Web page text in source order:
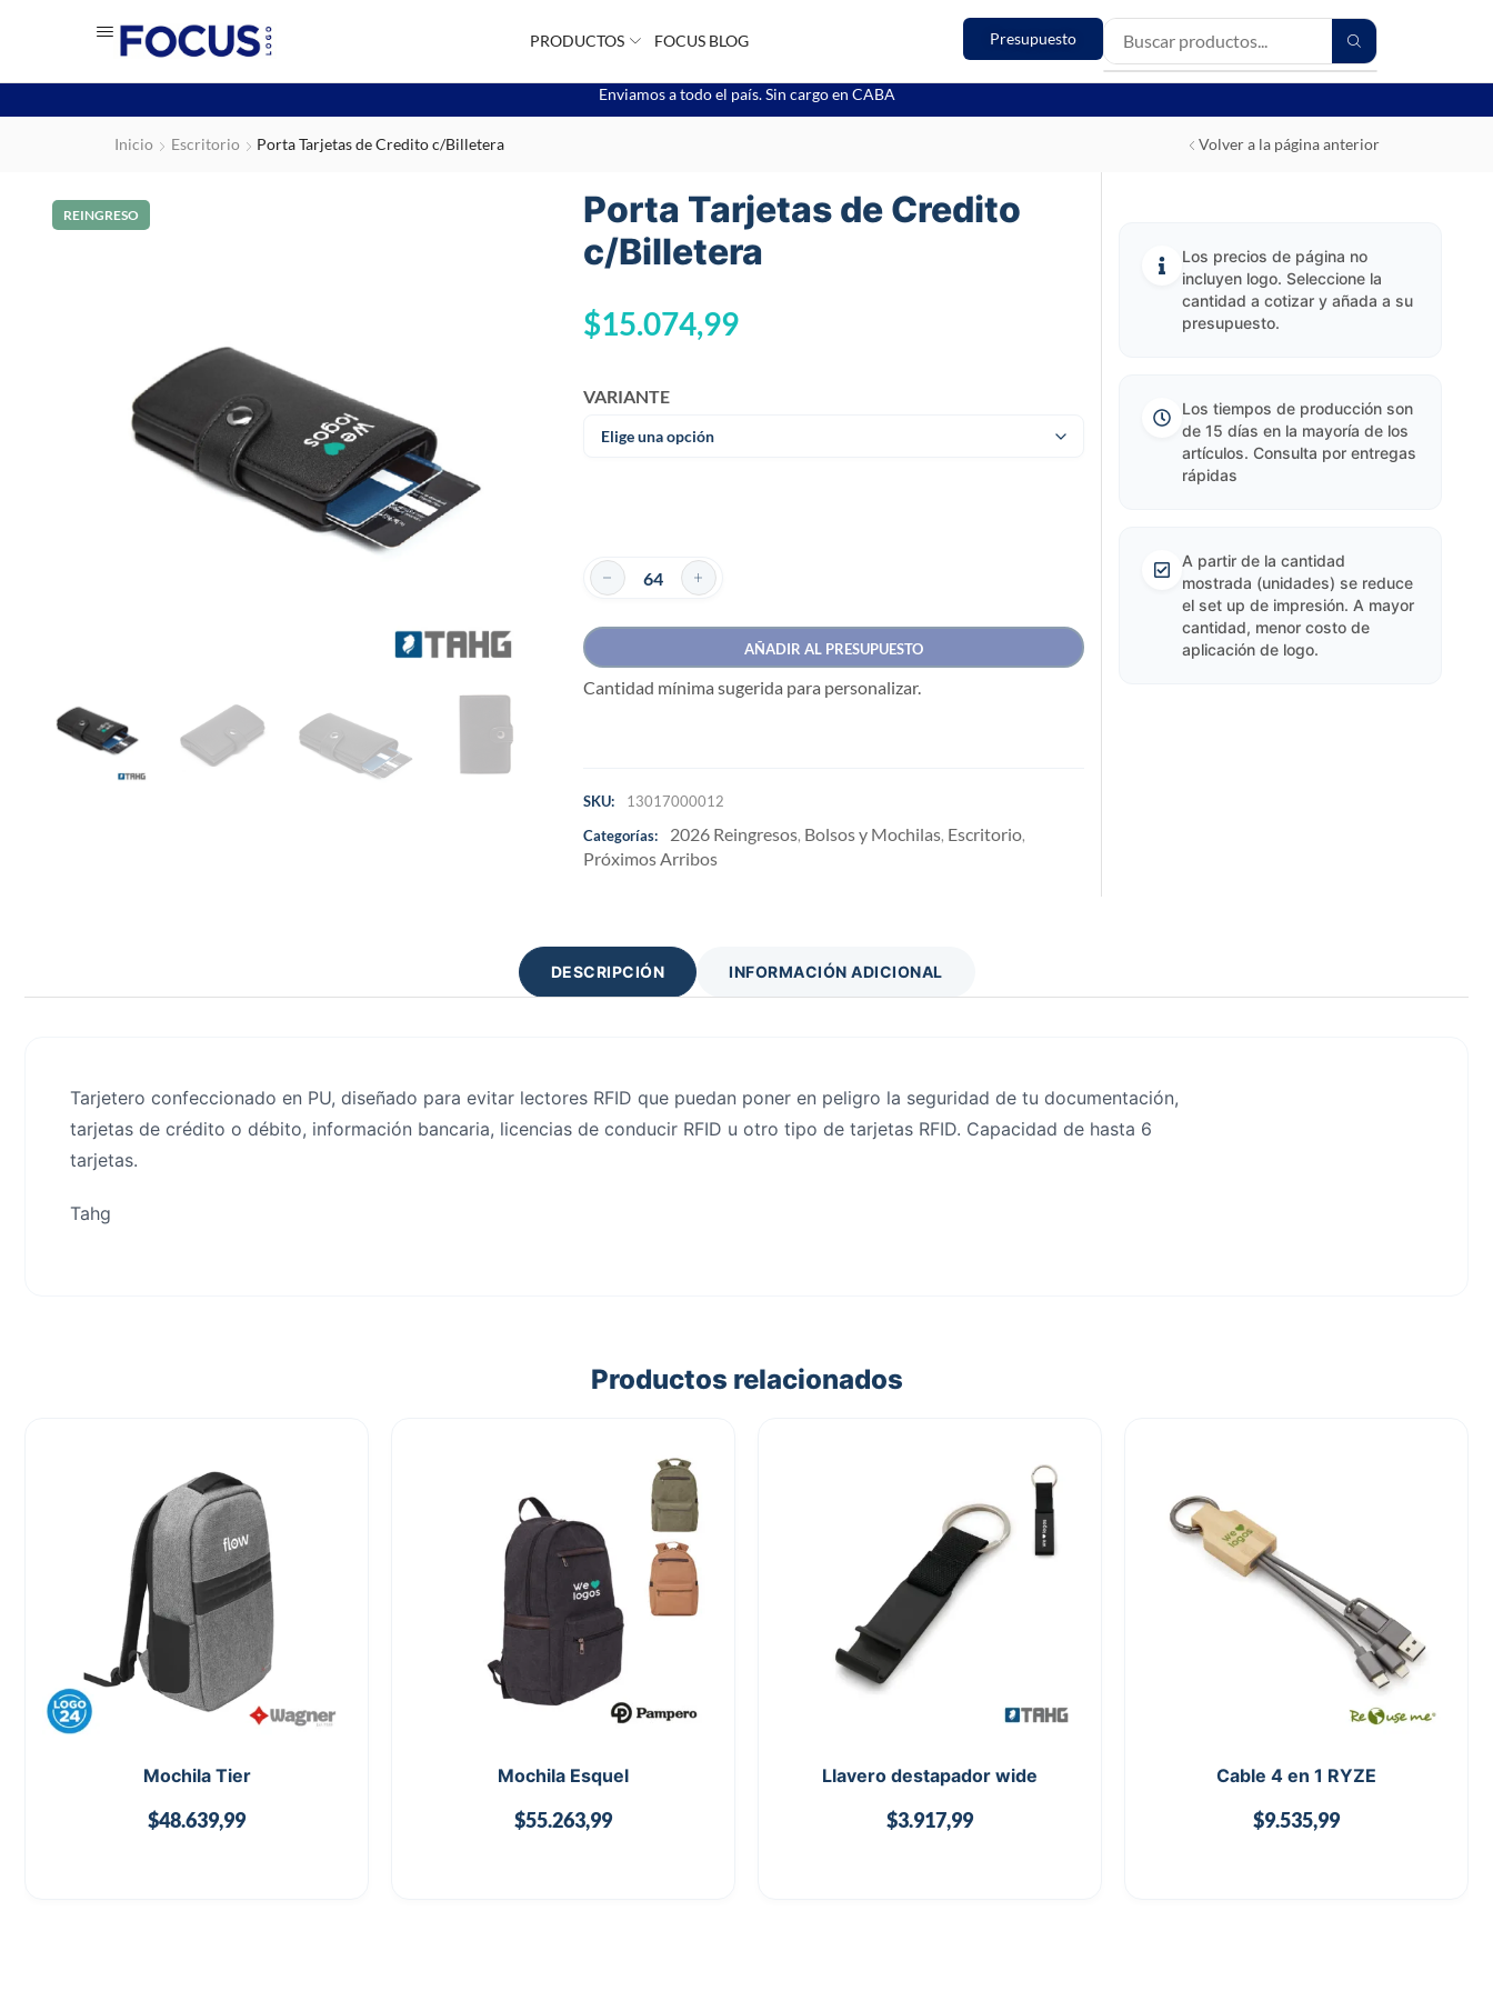
PRODUCTOS FOCUS BLOG Presupuesto
Enviamos a todo el país. Sin cargo en CABA
Inicio Escritorio Porta Tarjetas de Credito c/Billetera Volver a la página anterior
REINGRESO
Porta Tarjetas de Credito
c/Billetera
$15.074,99
VARIANTE
AÑADIR AL PRESUPUESTO
Cantidad mínima sugerida para personalizar.
SKU:
13017000012
Categorías:
2026 Reingresos, Bolsos y Mochilas, Escritorio,
Próximos Arribos
Los precios de página no
incluyen logo. Seleccione la
cantidad a cotizar y añada a su
presupuesto.
Los tiempos de producción son
de 15 días en la mayoría de los
artículos. Consulta por entregas
rápidas
A partir de la cantidad
mostrada (unidades) se reduce
el set up de impresión. A mayor
cantidad, menor costo de
aplicación de logo.
DESCRIPCIÓN INFORMACIÓN ADICIONAL
Tarjetero confeccionado en PU, diseñado para evitar lectores RFID que puedan poner en peligro la seguridad de tu documentación,
tarjetas de crédito o débito, información bancaria, licencias de conducir RFID u otro tipo de tarjetas RFID. Capacidad de hasta 6
tarjetas.
Tahg
Productos relacionados
Mochila Tier
$48.639,99
Mochila Esquel
$55.263,99
Llavero destapador wide
$3.917,99
Cable 4 en 1 RYZE
$9.535,99